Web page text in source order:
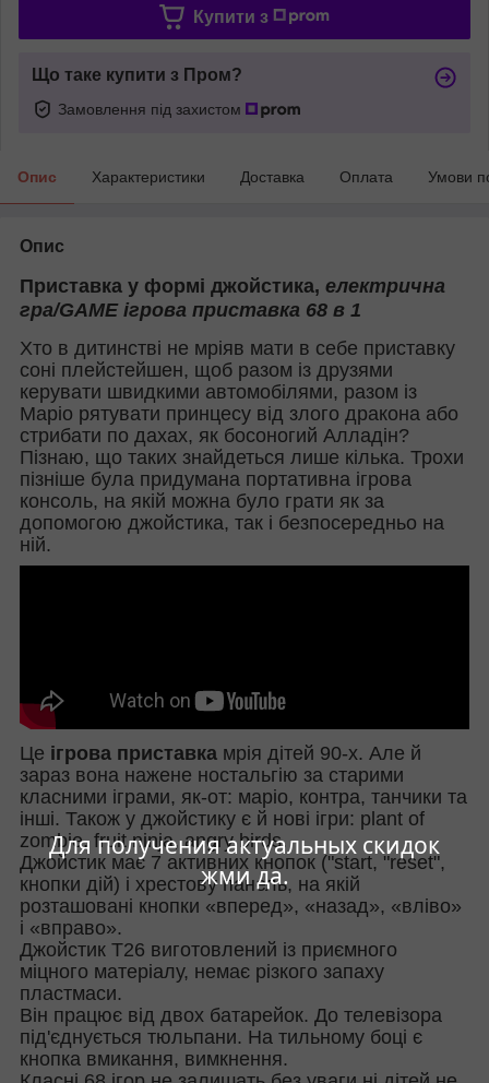
Для получения актуальных скидок
жми да.
Купити з
Що таке купити з Пром?
Замовлення під захистом
Опис Характеристики Доставка Оплата Умови
Опис
Приставка у формі джойстика, електрична
гра/GAME ігрова приставка 68 в 1
Хто в дитинстві не мріяв мати в себе приставку
соні плейстейшен, щоб разом із друзями
керувати швидкими автомобілями, разом із
Маріо рятувати принцесу від злого дракона або
стрибати по дахах, як босоногий Алладін?
Пізнаю, що таких знайдеться лише кілька. Трохи
пізніше була придумана портативна ігрова
консоль, на якій можна було грати як за
допомогою джойстика, так і безпосередньо на
ній.
Це ігрова приставка мрія дітей 90-х. Але й
зараз вона нажене ностальгію за старими
класними іграми, як-от: маріо, контра, танчики та
інші. Також у джойстику є й нові ігри: plant of
zombie, fruit ninja, angry birds.
Джойстик має 7 активних кнопок ("start, "reset",
кнопки дій) і хрестову панель, на якій
розташовані кнопки «вперед», «назад», «вліво»
і «вправо».
Джойстик T26 виготовлений із приємного
міцного матеріалу, немає різкого запаху
пластмаси.
Він працює від двох батарейок. До телевізора
під'єднується тюльпани. На тильному боці є
кнопка вмикання, вимкнення.